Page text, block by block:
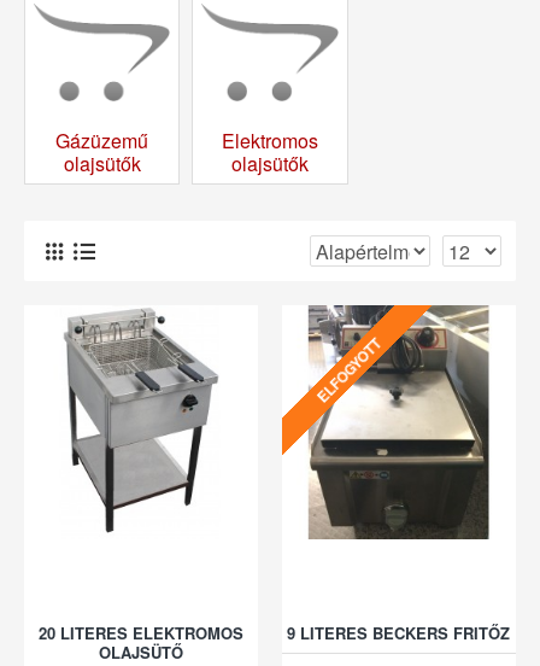
Gázüzemű
olajsütők
Elektromos
olajsütők
20 LITERES ELEKTROMOS
OLAJSÜTŐ
ELFOGYOTT
9 LITERES BECKERS FRITŐZ